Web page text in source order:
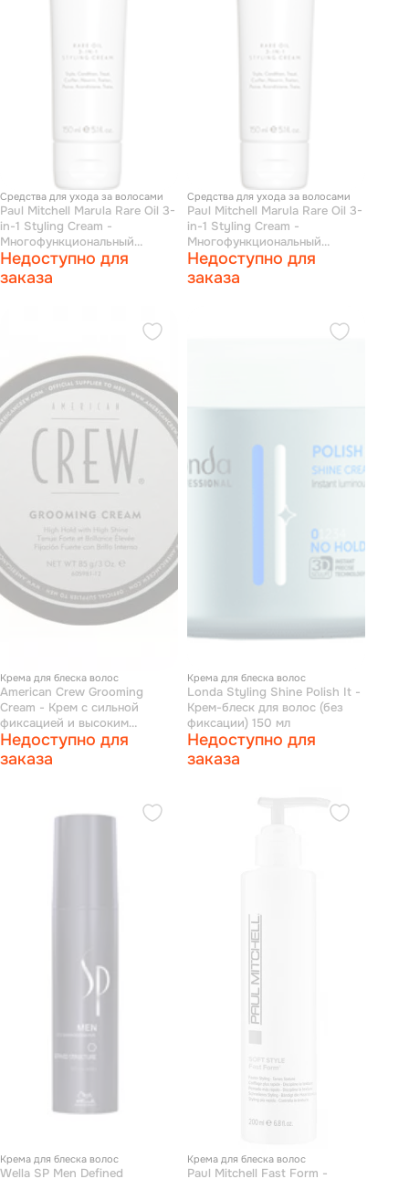
Средства для ухода за волосами
Paul Mitchell Marula Rare Oil 3-
in-1 Styling Cream -
Многофункциональный
стайлинг-крем 75 мл
Недоступно для
заказа
Средства для ухода за волосами
Paul Mitchell Marula Rare Oil 3-
in-1 Styling Cream -
Многофункциональный
стайлинг-крем 150 мл
Недоступно для
заказа
Крема для блеска волос
American Crew Grooming
Cream - Крем с сильной
фиксацией и высоким
уровнем блеска 85 г
Недоступно для
заказа
Крема для блеска волос
Londa Styling Shine Polish It -
Крем-блеск для волос (без
фиксации) 150 мл
Недоступно для
заказа
Крема для блеска волос
Wella SP Men Defined
Крема для блеска волос
Paul Mitchell Fast Form -